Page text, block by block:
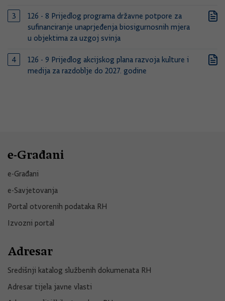
126 - 8 Prijedlog programa državne potpore za
sufinanciranje unaprjeđenja biosigurnosnih mjera
u objektima za uzgoj svinja
126 - 9 Prijedlog akcijskog plana razvoja kulture i
medija za razdoblje do 2027. godine
e-Građani
e-Građani
e-Savjetovanja
Portal otvorenih podataka RH
Izvozni portal
Adresar
Središnji katalog službenih dokumenata RH
Adresar tijela javne vlasti